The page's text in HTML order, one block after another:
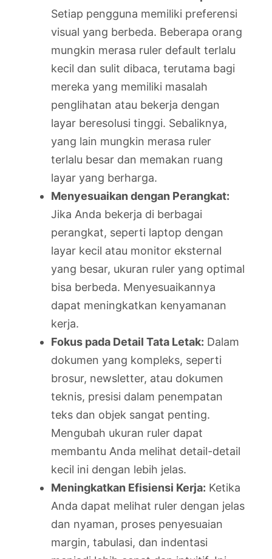
Setiap pengguna memiliki preferensi
visual yang berbeda. Beberapa orang
mungkin merasa ruler default terlalu
kecil dan sulit dibaca, terutama bagi
mereka yang memiliki masalah
penglihatan atau bekerja dengan
layar beresolusi tinggi. Sebaliknya,
yang lain mungkin merasa ruler
terlalu besar dan memakan ruang
layar yang berharga.
Menyesuaikan dengan Perangkat:
Jika Anda bekerja di berbagai
perangkat, seperti laptop dengan
layar kecil atau monitor eksternal
yang besar, ukuran ruler yang optimal
bisa berbeda. Menyesuaikannya
dapat meningkatkan kenyamanan
kerja.
Fokus pada Detail Tata Letak: Dalam
dokumen yang kompleks, seperti
brosur, newsletter, atau dokumen
teknis, presisi dalam penempatan
teks dan objek sangat penting.
Mengubah ukuran ruler dapat
membantu Anda melihat detail-detail
kecil ini dengan lebih jelas.
Meningkatkan Efisiensi Kerja: Ketika
Anda dapat melihat ruler dengan jelas
dan nyaman, proses penyesuaian
margin, tabulasi, dan indentasi